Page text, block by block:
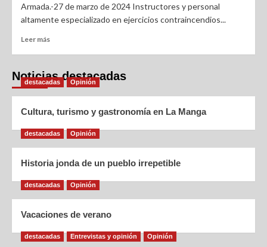
Armada.-27 de marzo de 2024 Instructores y personal
altamente especializado en ejercicios contraincendios...
Leer más
Noticias destacadas
destacadas Opinión
Cultura, turismo y gastronomía en La Manga
destacadas Opinión
Historia jonda de un pueblo irrepetible
destacadas Opinión
Vacaciones de verano
destacadas Entrevistas y opinión Opinión